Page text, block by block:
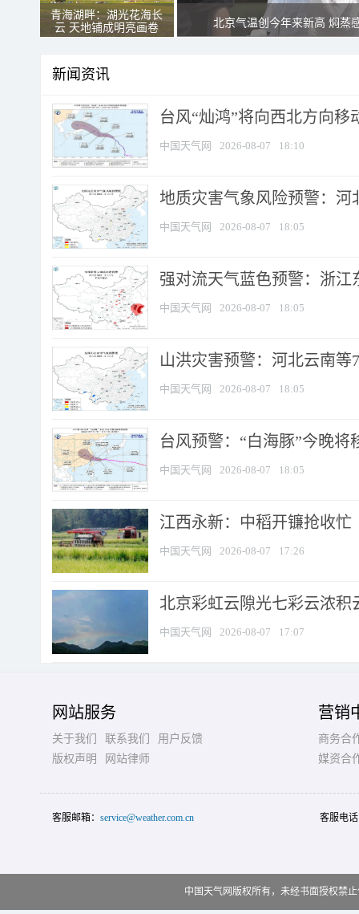
青海湖畔：湖光花海长
云 天地铺成明亮画卷
北京气温创今年来新高 焖蒸
新闻资讯
台风“灿鸿”将向西北方向移
中国天气网 2026-08-07 18:10
地质灾害气象风险预警：河
中国天气网 2026-08-07 18:05
强对流天气蓝色预警：浙江
中国天气网 2026-08-07 18:05
山洪灾害预警：河北云南
中国天气网 2026-08-07 18:05
台风预警：“白海豚”今晚将
中国天气网 2026-08-07 18:05
江西永新：中稻开镰抢收忙
中国天气网 2026-08-07 17:26
北京彩虹云隙光七彩云浓积
中国天气网 2026-08-07 17:07
网站服务
关于我们 联系我们
用户反馈
版权声明
网站律师
营销
商务合
媒资合
客服邮箱： service@weather.com.cn 客服电
中国天气网版权所有，未经书面授权